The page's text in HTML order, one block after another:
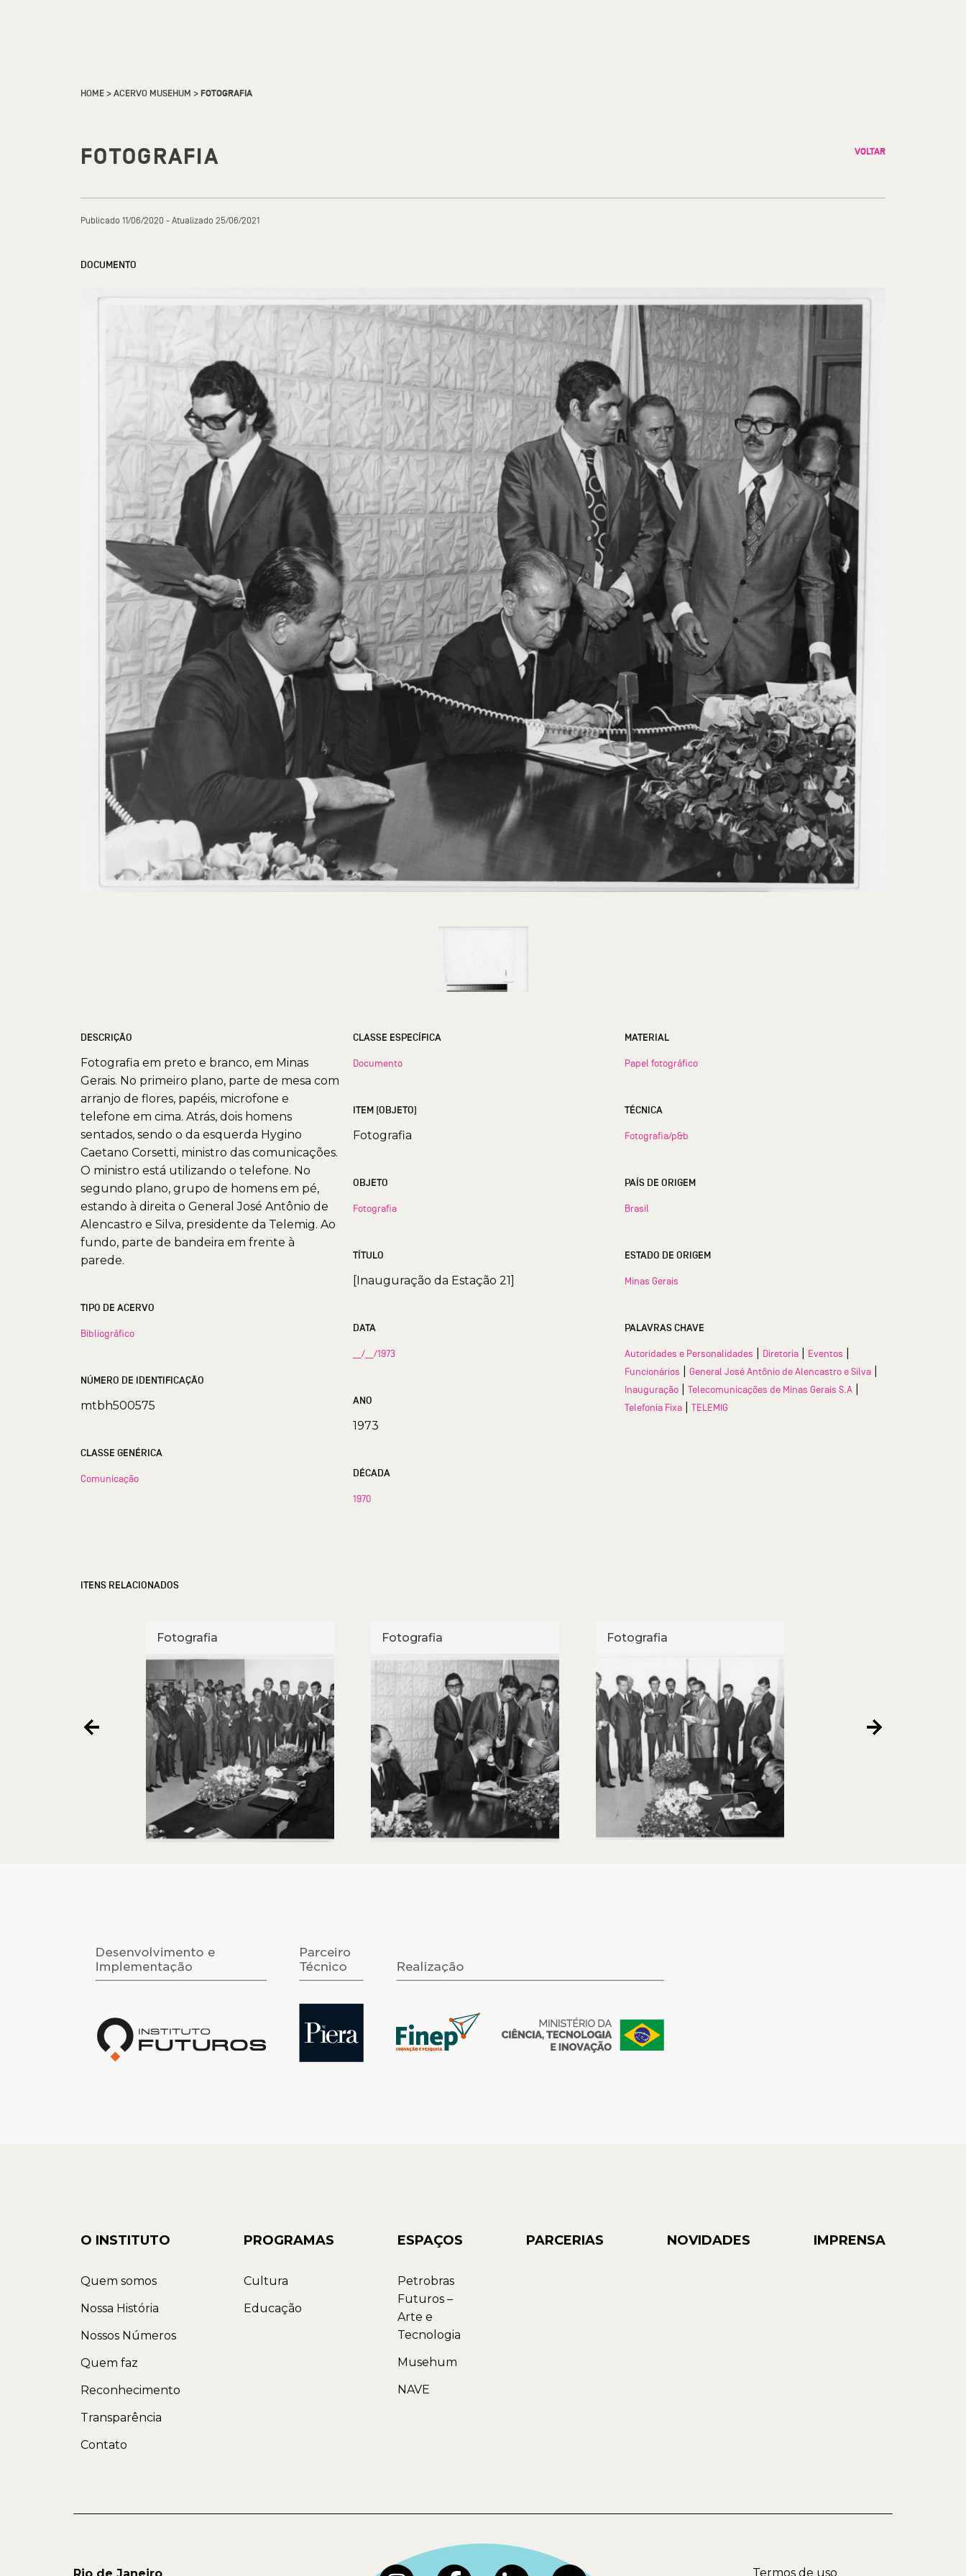
HOME>ACERVO MUSEHUM >FOTOGRAFIA
FOTOGRAFIA VOLTAR
Publicado 11/06/2020 - Atualizado 25/06/2021
DOCUMENTO
DESCRIÇÃO
Fotografia em preto e branco, em Minas
Gerais. No primeiro plano, parte de mesa com
arranjo de flores, papéis, microfone e
telefone em cima. Atrás, dois homens
sentados, sendo o da esquerda Hygino
Caetano Corsetti, ministro das comunicações.
O ministro está utilizando o telefone. No
segundo plano, grupo de homens em pé,
estando à direita o General José Antônio de
Alencastro e Silva, presidente da Telemig. Ao
fundo, parte de bandeira em frente à
parede.
TIPO DE ACERVO
Bibliográfico
NÚMERO DE IDENTIFICAÇÃO
mtbh500575
CLASSE GENÉRICA
Comunicação
CLASSE ESPECÍFICA
Documento
ITEM (OBJETO)
Fotografia
OBJETO
Fotografia
TÍTULO
[Inauguração da Estação 21]
DATA
__/__/1973
ANO
1973
DÉCADA
1970
MATERIAL
Papel fotográfico
TÉCNICA
Fotografia/p&b
PAÍS DE ORIGEM
Brasil
ESTADO DE ORIGEM
Minas Gerais
PALAVRAS CHAVE
Autoridades e Personalidades Diretoria Eventos
Funcionários |General José Antônio de Alencastro e Silva
Inauguração |Telecomunicações de Minas Gerais S.A
Telefonia Fixa |TELEMIG
ITENS RELACIONADOS
Fotografia Fotografia Fotografia
O INSTITUTO
Quem somos
Nossa História
Nossos Números
Quem faz
Reconhecimento
Transparência
Contato
PROGRAMAS
Cultura
Educação
ESPAÇOS
Petrobras
Futuros –
Arte e
Tecnologia
Musehum
NAVE
PARCERIAS NOVIDADES IMPRENSA
Termos de uso